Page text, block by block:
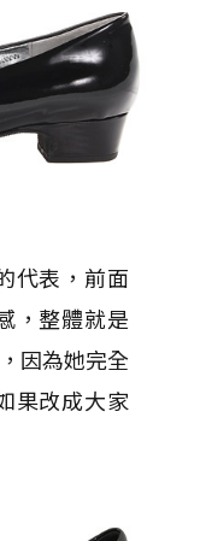
代表，前面
，整體就是
因為她完全
果改成大家